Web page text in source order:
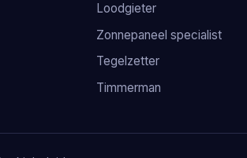
Loodgieter
Zonnepaneel specialist
Tegelzetter
Timmerman